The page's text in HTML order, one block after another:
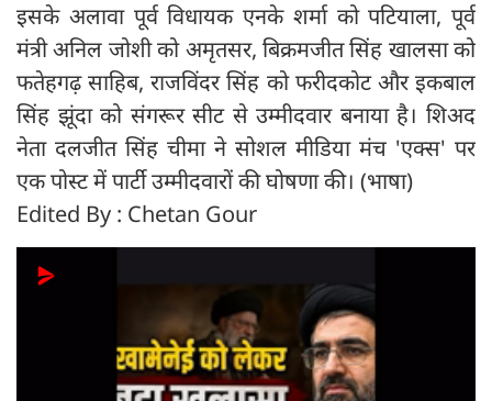
इसके अलावा पूर्व विधायक एनके शर्मा को पटियाला, पूर्व
मंत्री अनिल जोशी को अमृतसर, बिक्रमजीत सिंह खालसा को
फतेहगढ़ साहिब, राजविंदर सिंह को फरीदकोट और इकबाल
सिंह झूंदा को संगरूर सीट से उम्मीदवार बनाया है। शिअद
नेता दलजीत सिंह चीमा ने सोशल मीडिया मंच 'एक्स' पर
एक पोस्ट में पार्टी उम्मीदवारों की घोषणा की। (भाषा)
Edited By : Chetan Gour